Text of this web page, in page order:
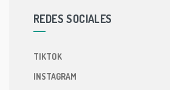
REDES SOCIALES
TIKTOK
INSTAGRAM